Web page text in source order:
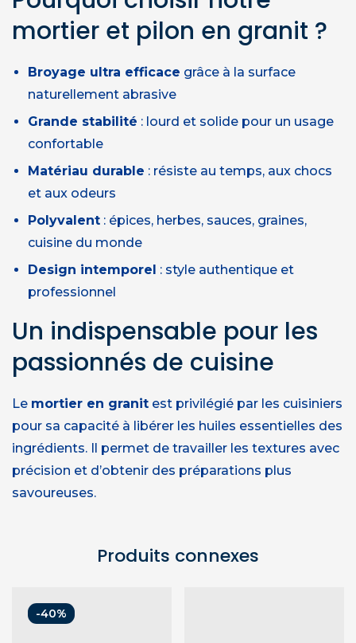
mortier et pilon en granit ?
Broyage ultra efficace grâce à la surface
naturellement abrasive
Grande stabilité : lourd et solide pour un usage
confortable
Matériau durable : résiste au temps, aux chocs
et aux odeurs
Polyvalent : épices, herbes, sauces, graines,
cuisine du monde
Design intemporel : style authentique et
professionnel
Un indispensable pour les
passionnés de cuisine
Le mortier en granit est privilégié par les cuisiniers
pour sa capacité à libérer les huiles essentielles des
ingrédients. Il permet de travailler les textures avec
précision et d’obtenir des préparations plus
savoureuses.
Produits connexes
-40%